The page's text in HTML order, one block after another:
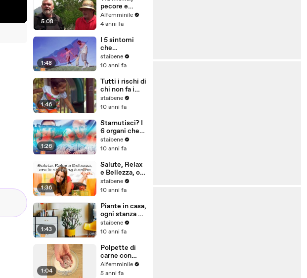
5:08
pecore e
pastori: storia
di un filo di
Alfemminile
4 anni fa
1:48
I 5 sintomi
che
annunciano le
vene varicose
staibene
10 anni fa
1:46
Tutti i rischi di
chi non fa i
vaccini
obbligatori
staibene
10 anni fa
1:26
Starnutisci? I
6 organi che
rischiano di
più
staibene
10 anni fa
1:36
Salute, Relax
e Bellezza, ora
lo shopping è
on line
staibene
10 anni fa
1:43
Piante in casa,
ogni stanza ha
la sua
staibene
10 anni fa
1:04
Polpette di
carne con
mozzarella!
Alfemminile
5 anni fa